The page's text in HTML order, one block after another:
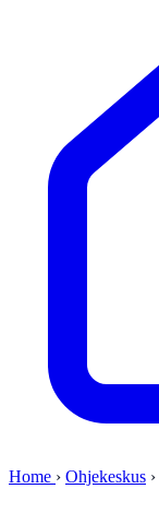
Home › Ohjekeskus ›